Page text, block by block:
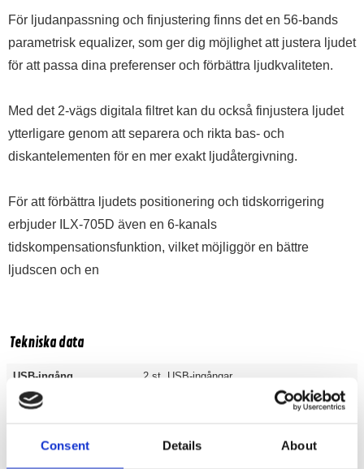
Consent Details About
För ljudanpassning och finjustering finns det en 56-bands
parametrisk equalizer, som ger dig möjlighet att justera ljudet
för att passa dina preferenser och förbättra ljudkvaliteten.
Med det 2-vägs digitala filtret kan du också finjustera ljudet
ytterligare genom att separera och rikta bas- och
diskantelementen för en mer exakt ljudåtergivning.
För att förbättra ljudets positionering och tidskorrigering
erbjuder ILX-705D även en 6-kanals
tidskompensationsfunktion, vilket möjliggör en bättre
ljudscen och en
Tekniska data
USB-ingång 2 st. USB-ingångar
AUX-ingång
Equalizer 56 bands parametrisk eq